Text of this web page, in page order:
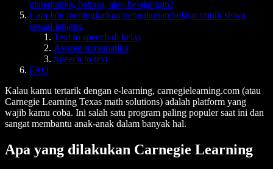
matematika, bahasa, atau belajar lain?
Cara lain meningkatkan pengalaman belajar untuk siswa
sesuai jenjang
Text to speech di kelas
Asisten matematika
Speech to text
FAQ
Kalau kamu tertarik dengan e-learning, carnegielearning.com (atau
Carnegie Learning Texas math solutions) adalah platform yang
wajib kamu coba. Ini salah satu program paling populer saat ini dan
sangat membantu anak-anak dalam banyak hal.
Apa yang dilakukan Carnegie Learning